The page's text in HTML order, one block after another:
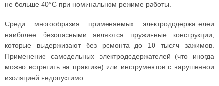
не больше 40°С при номинальном режиме работы.
Среди многообразия применяемых электрододержателей
наиболее безопасными являются пружинные конструкции,
которые выдерживают без ремонта до 10 тысяч зажимов.
Применение самодельных электрододержателей (что иногда
можно встретить на практике) или инструментов с нарушенной
изоляцией недопустимо.